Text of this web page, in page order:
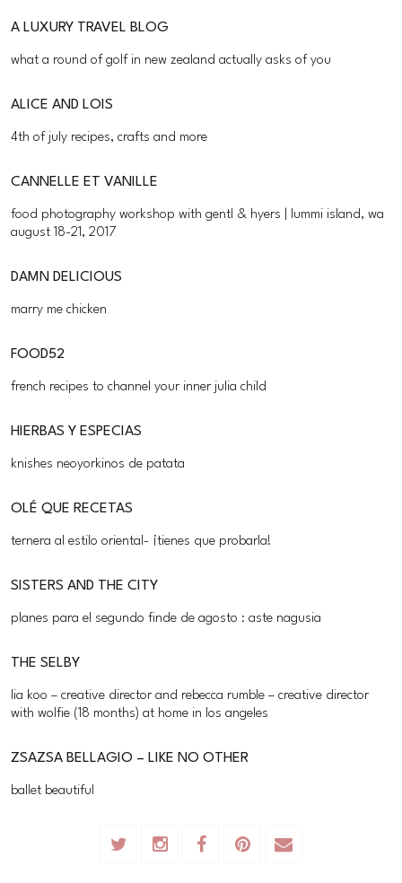
A LUXURY TRAVEL BLOG
what a round of golf in new zealand actually asks of you
ALICE AND LOIS
4th of july recipes, crafts and more
CANNELLE ET VANILLE
food photography workshop with gentl & hyers | lummi island, wa
august 18-21, 2017
DAMN DELICIOUS
marry me chicken
FOOD52
french recipes to channel your inner julia child
HIERBAS Y ESPECIAS
knishes neoyorkinos de patata
OLÉ QUE RECETAS
ternera al estilo oriental- ¡tienes que probarla!
SISTERS AND THE CITY
planes para el segundo finde de agosto : aste nagusia
THE SELBY
lia koo – creative director and rebecca rumble – creative director
with wolfie (18 months) at home in los angeles
ZSAZSA BELLAGIO – LIKE NO OTHER
ballet beautiful